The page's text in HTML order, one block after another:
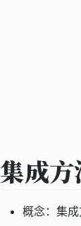
集成
概念：集